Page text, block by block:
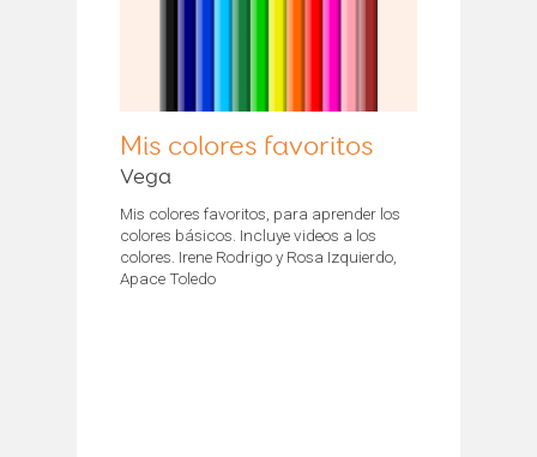
Mis colores favoritos
Vega
Mis colores favoritos, para aprender los
colores básicos. Incluye videos a los
colores. Irene Rodrigo y Rosa Izquierdo,
Apace Toledo